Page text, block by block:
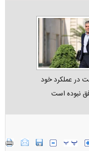
در عملکرد خود
نبوده است